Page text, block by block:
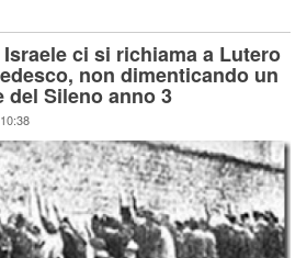
ci si richiama a Lutero
non dimenticando un
del Sileno anno 3